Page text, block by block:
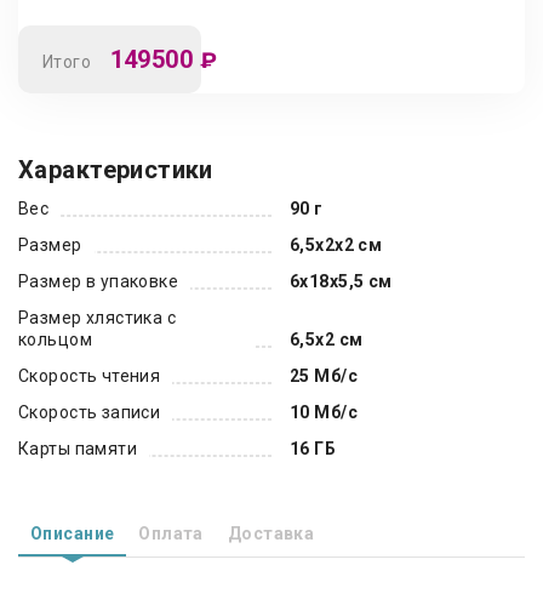
Итого 149500 ₽
Характеристики
Вес
90 г
Размер
6,5х2х2 см
Размер в упаковке
6х18х5,5 см
Размер хлястика с
кольцом
6,5х2 см
Скорость чтения
25 Мб/с
Скорость записи
10 Мб/с
Карты памяти
16 ГБ
Описание Оплата Доставка